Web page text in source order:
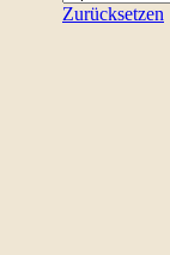
Zurücksetzen